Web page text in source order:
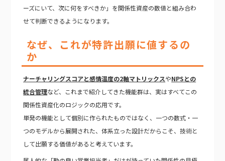
ーズにいて、次に何をすべきか」を関係性資産の数値と組み合わ
せて判断できるようになります。
なぜ、これが特許出願に値するの
か
ナーチャリングスコアと感情温度の2軸マトリックスやNPSとの
統合管理など、これまで紹介してきた機能群は、実はすべてこの
関係性資産化のロジックの応用です。
単発の機能として個別に作られたものではなく、一つの数式・一
つのモデルから展開された、体系立った設計だからこそ、技術と
して出願する価値があると考えています。